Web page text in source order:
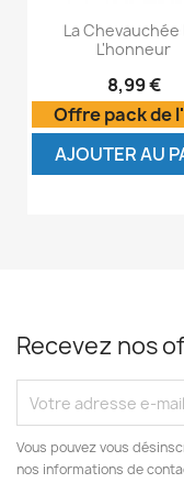
La Chevauchée
L'honneur
8,99 €
Offre pack de
AJOUTER AU
Recevez nos
Vous pouvez vous
nos informations de